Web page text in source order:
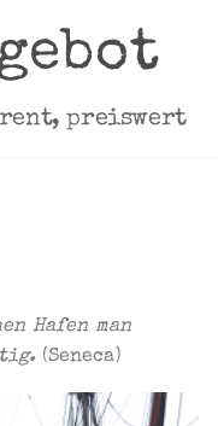
preiswert
Hafen man
(Seneca)